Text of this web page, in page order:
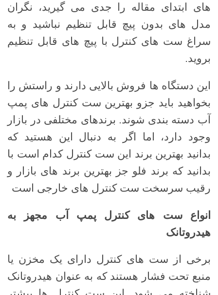
های ابتدای مقاله را جدی می گیرید، نگران
مدل های بدون پیچ قابل تنظیم نباشید و به
سراغ ست های کنترل با پیچ های قابل تنظیم
بروید.
این دستگاه ها فروش بالایی دارند و راستش را
بخواهید باید جزو بهترین ست کنترل های پمپ
آب دسته بندی شوند. برندهای مختلفی در بازار
وجود دارد، اما اگر به دنبال این هستید که
بدانید بهترین برند این ست کنترل کدام است با
بدانید که برند فلو جز بهترین برند های بازار و
رقیب سرسخت ست کنترل های خارجی است
انواع ست های کنترل پمپ آب مجهز به
هیدروتانک
برخی از ست های کنترل دارای یک مخزن یا
منبع تحت فشار هستند که به عنوان هیدروتانک